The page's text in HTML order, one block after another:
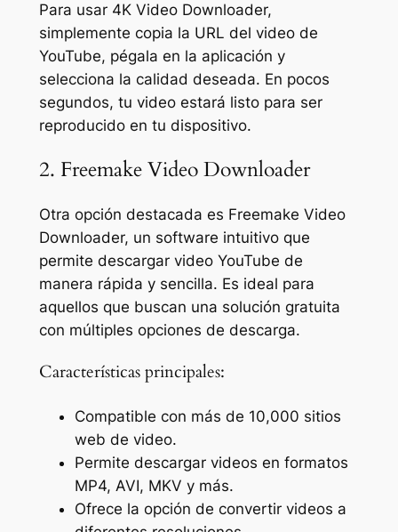
Para usar 4K Video Downloader,
simplemente copia la URL del video de
YouTube, pégala en la aplicación y
selecciona la calidad deseada. En pocos
segundos, tu video estará listo para ser
reproducido en tu dispositivo.
2. Freemake Video Downloader
Otra opción destacada es Freemake Video
Downloader, un software intuitivo que
permite descargar video YouTube de
manera rápida y sencilla. Es ideal para
aquellos que buscan una solución gratuita
con múltiples opciones de descarga.
Características principales:
Compatible con más de 10,000 sitios
web de video.
Permite descargar videos en formatos
MP4, AVI, MKV y más.
Ofrece la opción de convertir videos a